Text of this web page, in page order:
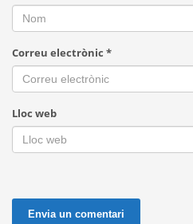
Correu electrònic *
Lloc web